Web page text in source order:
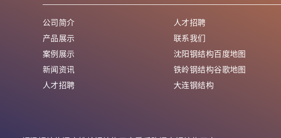
公司简介
产品展示
案例展示
新闻资讯
人才招聘
人才招聘
联系我们
沈阳钢结构百度地图
铁岭钢结构谷歌地图
大连钢结构